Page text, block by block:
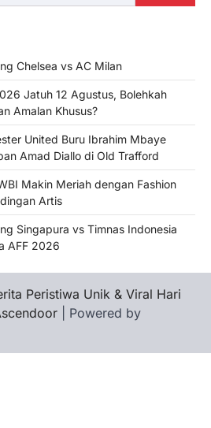
Chelsea vs AC Milan
Jatuh 12 Agustus, Bolehkah
Amalan Khusus?
United Buru Ibrahim Mbaye
Amad Diallo di Old Trafford
Makin Meriah dengan Fashion
Artis
Singapura vs Timnas Indonesia
AFF 2026
Peristiwa Unik & Viral Hari
| Powered by